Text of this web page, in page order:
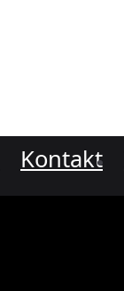
Kontakt